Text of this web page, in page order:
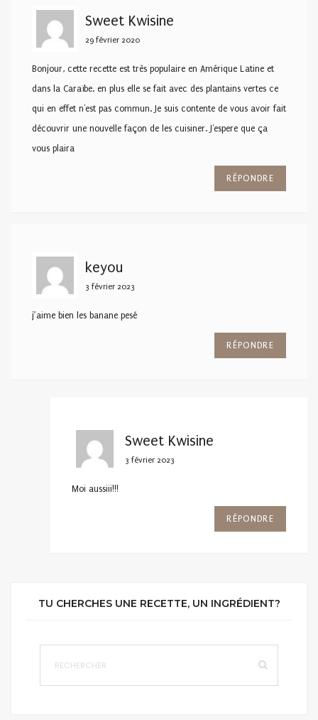
Sweet Kwisine
29 février 2020
Bonjour, cette recette est très populaire en Amérique Latine et
dans la Caraïbe. en plus elle se fait avec des plantains vertes ce
qui en effet n'est pas commun. Je suis contente de vous avoir fait
découvrir une nouvelle façon de les cuisiner. J'espere que ça
vous plaira
RÉPONDRE
keyou
3 février 2023
j’aime bien les banane pesé
RÉPONDRE
Sweet Kwisine
3 février 2023
Moi aussiii!!!
RÉPONDRE
TU CHERCHES UNE RECETTE, UN INGRÉDIENT?